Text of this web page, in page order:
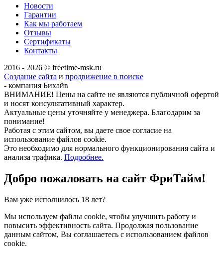
Новости
Гарантии
Как мы работаем
Отзывы
Сертификаты
Контакты
2016 - 2026 © freetime-msk.ru
Создание сайта и продвижение в поиске
- компания Бихайв
ВНИМАНИЕ! Цены на сайте не являются публичной офертой
и носят консультативный характер.
Актуальные цены уточняйте у менеджера. Благодарим за
понимание!
Работая с этим сайтом, вы даете свое согласие на
использование файлов cookie.
Это необходимо для нормального функционирования сайта и
анализа трафика. Подробнее.
Добро пожаловать на сайт ФриТайм!
Вам уже исполнилось 18 лет?
Мы используем файлы cookie, чтобы улучшить работу и
повысить эффективность сайта. Продолжая пользование
данным сайтом, Вы соглашаетесь с использованием файлов
cookie.